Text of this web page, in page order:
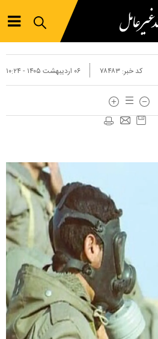
۰۶ ارديبهشت ۱۴۰۵ - ۱۰:۲۴ کد خبر: ۷۸۴۸۳